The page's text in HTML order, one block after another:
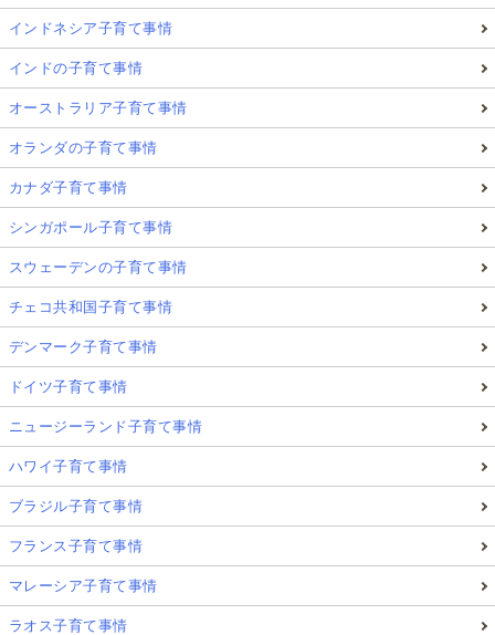
インドネシア子育て事情
インドの子育て事情
オーストラリア子育て事情
オランダの子育て事情
カナダ子育て事情
シンガポール子育て事情
スウェーデンの子育て事情
チェコ共和国子育て事情
デンマーク子育て事情
ドイツ子育て事情
ニュージーランド子育て事情
ハワイ子育て事情
ブラジル子育て事情
フランス子育て事情
マレーシア子育て事情
ラオス子育て事情